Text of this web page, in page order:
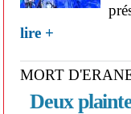
lire +
MORT
Deux